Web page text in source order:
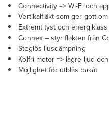
Connectivity => Wi-Fi och
Vertikalfläkt som ger gott
Extremt tyst och energiklass
Connex – styr fläkten från
Steglös ljusdämpning
Kolfri motor => lägre ljud
Möjlighet för utblås bakåt